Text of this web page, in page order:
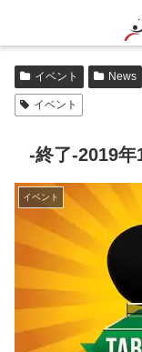
イベント News
イベント
-終了-2019年
イベント